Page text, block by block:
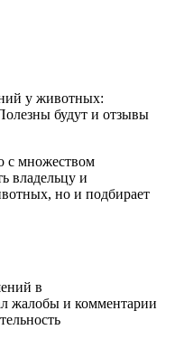
у животных:
будут и отзывы
с множеством
владельцу и
но и подбирает
в
жалобы и комментарии